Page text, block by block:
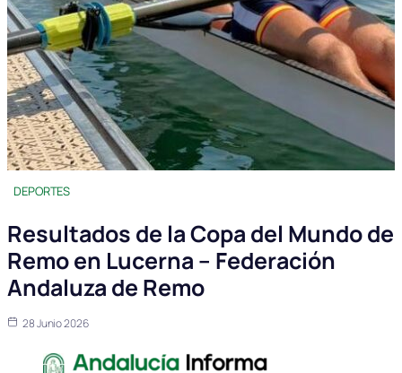
DEPORTES
Resultados de la Copa del Mundo de
Remo en Lucerna – Federación
Andaluza de Remo
28 Junio 2026